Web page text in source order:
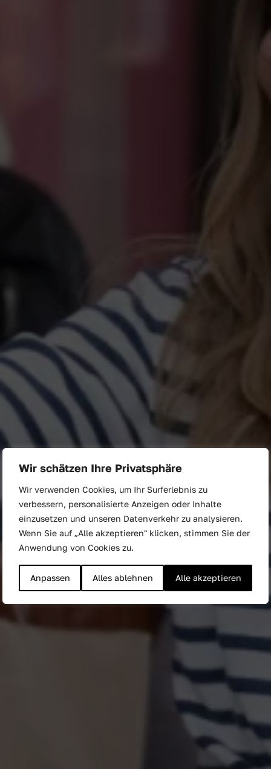
Wir schätzen Ihre Privatsphäre
Wir verwenden Cookies, um Ihr Surferlebnis zu
verbessern, personalisierte Anzeigen oder Inhalte
einzusetzen und unseren Datenverkehr zu analysieren.
Wenn Sie auf „Alle akzeptieren" klicken, stimmen Sie der
Anwendung von Cookies zu.
Anpassen Alles ablehnen Alle akzeptieren
Marken mit Sampling
näher an den
Verbraucher bringen